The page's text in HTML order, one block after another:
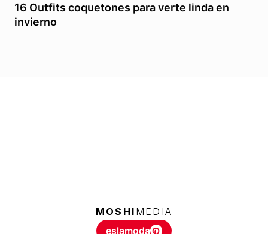
16 Outfits coquetones para verte linda en
invierno
MOSHI MEDIA
eslamoda